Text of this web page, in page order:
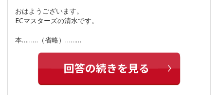
おはようございます。
ECマスターズの清水です。
本………（省略）………